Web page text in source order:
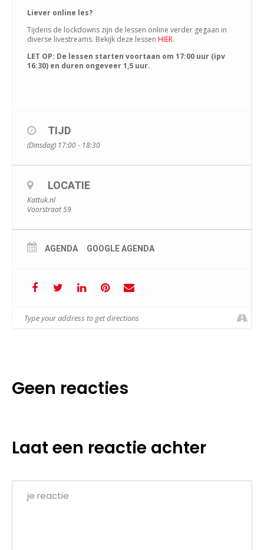
Liever online les?
Tijdens de lockdowns zijn de lessen online verder gegaan in
diverse livestreams. Bekijk deze lessen HIER.
LET OP: De lessen starten voortaan om 17:00 uur (ipv
16:30) en duren ongeveer 1,5 uur.
TIJD
(Dinsdag) 17:00 - 18:30
LOCATIE
Kattuk.nl
Voorstraat 59
AGENDA GOOGLE AGENDA
Geen reacties
Laat een reactie achter